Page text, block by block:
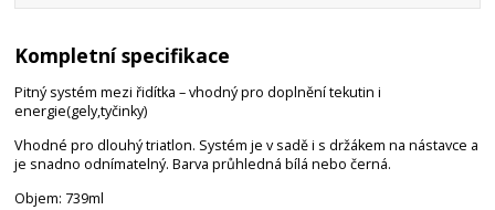
Kompletní specifikace
Pitný systém mezi řidítka – vhodný pro doplnění tekutin i
energie(gely,tyčinky)
Vhodné pro dlouhý triatlon. Systém je v sadě i s držákem na nástavce a
je snadno odnímatelný. Barva průhledná bílá nebo černá.
Objem: 739ml